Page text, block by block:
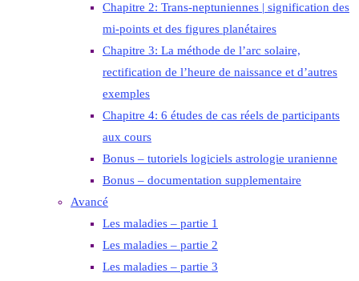
Chapitre 2: Trans-neptuniennes | signification des
mi-points et des figures planétaires
Chapitre 3: La méthode de l’arc solaire,
rectification de l’heure de naissance et d’autres
exemples
Chapitre 4: 6 études de cas réels de participants
aux cours
Bonus – tutoriels logiciels astrologie uranienne
Bonus – documentation supplementaire
Avancé
Les maladies – partie 1
Les maladies – partie 2
Les maladies – partie 3